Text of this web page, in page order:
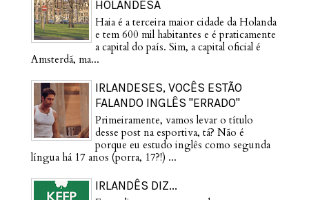
HOLANDESA
Haia é a terceira maior cidade da Holanda
e tem 600 mil habitantes e é praticamente
a capital do país. Sim, a capital oficial é
Amsterdã, ma...
IRLANDESES, VOCÊS ESTÃO
FALANDO INGLÊS "ERRADO"
Primeiramente, vamos levar o título
desse post na esportiva, tá? Não é
porque eu estudo inglês como segunda
língua há 17 anos (porra, 17?!) ...
IRLANDÊS DIZ...